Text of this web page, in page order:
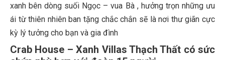
xanh bên dòng suối Ngọc – vua Bà , hưởng trọn những ưu
ái từ thiên nhiên ban tặng chắc chắn sẽ là nơi thư giãn cực
kỳ lý tưởng cho bạn và gia đình
Crab House – Xanh Villas Thạch Thất có sức